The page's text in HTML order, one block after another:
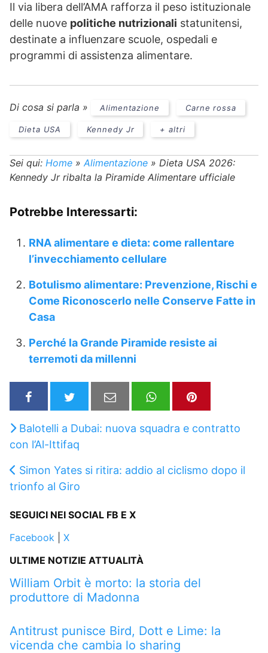
Il via libera dell’AMA rafforza il peso istituzionale
delle nuove politiche nutrizionali statunitensi,
destinate a influenzare scuole, ospedali e
programmi di assistenza alimentare.
Di cosa si parla » Alimentazione Carne rossa
Dieta USA Kennedy Jr + altri
Sei qui: Home » Alimentazione » Dieta USA 2026:
Kennedy Jr ribalta la Piramide Alimentare ufficiale
Potrebbe Interessarti:
RNA alimentare e dieta: come rallentare
l’invecchiamento cellulare
Botulismo alimentare: Prevenzione, Rischi e
Come Riconoscerlo nelle Conserve Fatte in
Casa
Perché la Grande Piramide resiste ai
terremoti da millenni
Balotelli a Dubai: nuova squadra e contratto
con l’Al-Ittifaq
Simon Yates si ritira: addio al ciclismo dopo il
trionfo al Giro
SEGUICI NEI SOCIAL FB E X
Facebook
X
ULTIME NOTIZIE ATTUALITÀ
William Orbit è morto: la storia del
produttore di Madonna
Antitrust punisce Bird, Dott e Lime: la
vicenda che cambia lo sharing